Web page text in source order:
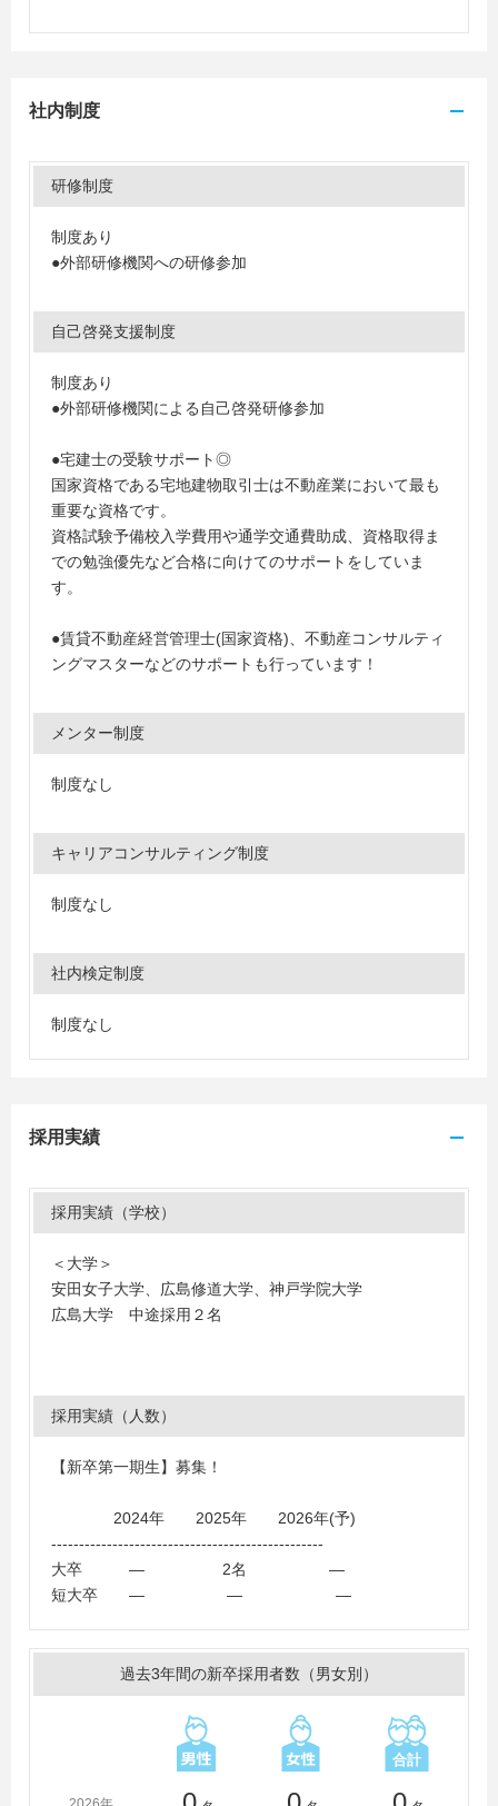
社内制度
研修制度
制度あり
●外部研修機関への研修参加
自己啓発支援制度
制度あり
●外部研修機関による自己啓発研修参加
●宅建士の受験サポート◎
国家資格である宅地建物取引士は不動産業において最も
重要な資格です。
資格試験予備校入学費用や通学交通費助成、資格取得ま
での勉強優先など合格に向けてのサポートをしていま
す。
●賃貸不動産経営管理士(国家資格)、不動産コンサルティ
ングマスターなどのサポートも行っています！
メンター制度
制度なし
キャリアコンサルティング制度
制度なし
社内検定制度
制度なし
採用実績
採用実績（学校）
＜大学＞
安田女子大学、広島修道大学、神戸学院大学
広島大学 中途採用２名
採用実績（人数）
【新卒第一期生】募集！
2024年 2025年 2026年(予)
-------------------------------------------------
大卒 ― 2名 ―
短大卒 ― ― ―
過去3年間の新卒採用者数（男女別）